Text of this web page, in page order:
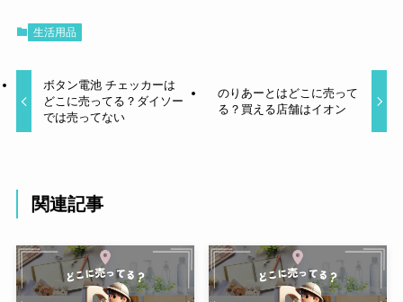
生活用品
ボタン電池 チェッカーは
どこに売ってる？ダイソー
では売ってない
のりあーとはどこに売って
る？買える店舗はイオン
関連記事